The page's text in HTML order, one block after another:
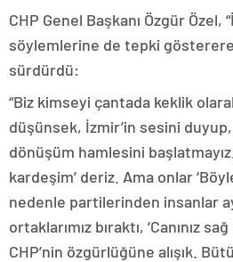
CHP Genel Başkanı Özgür Özel,
söylemlerine de tepki
sürdürdü:
“Biz kimseyi çantada keklik
düşünsek, İzmir’in sesini
dönüşüm hamlesini
kardeşim’ deriz. Ama onlar
nedenle partilerinden insanlar
ortaklarımız bıraktı, ‘Canınız
CHP’nin özgürlüğüne alışık.